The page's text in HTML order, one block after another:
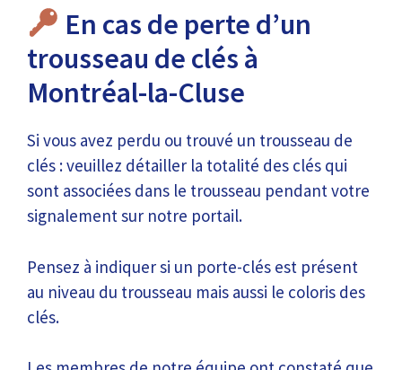
En cas de perte d’un
trousseau de clés à
Montréal-la-Cluse
Si vous avez perdu ou trouvé un trousseau de
clés : veuillez détailler la totalité des clés qui
sont associées dans le trousseau pendant votre
signalement sur notre portail.
Pensez à indiquer si un porte-clés est présent
au niveau du trousseau mais aussi le coloris des
clés.